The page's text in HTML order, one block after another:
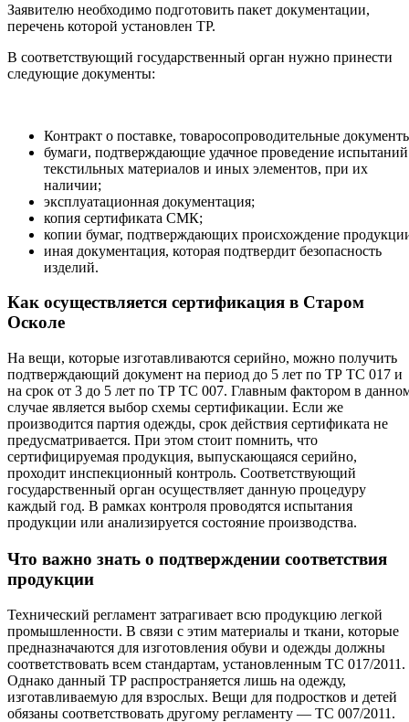
Заявителю необходимо подготовить пакет документации,
перечень которой установлен ТР.
В соответствующий государственный орган нужно принести
следующие документы:
Контракт о поставке, товаросопроводительные
бумаги, подтверждающие удачное проведение испытаний
текстильных материалов и иных элементов, при их
наличии;
эксплуатационная документация;
копия сертификата СМК;
копии бумаг, подтверждающих происхождение
иная документация, которая подтвердит безопасность
изделий.
Как осуществляется сертификация в Старом
Осколе
На вещи, которые изготавливаются серийно, можно получить
подтверждающий документ на период до 5 лет по ТР ТС 017 и
на срок от 3 до 5 лет по ТР ТС 007. Главным фактором в
случае является выбор схемы сертификации. Если же
производится партия одежды, срок действия сертификата не
предусматривается. При этом стоит помнить, что
сертифицируемая продукция, выпускающаяся серийно,
проходит инспекционный контроль. Соответствующий
государственный орган осуществляет данную процедуру
каждый год. В рамках контроля проводятся испытания
продукции или анализируется состояние производства.
Что важно знать о подтверждении соответствия
продукции
Технический регламент затрагивает всю продукцию легкой
промышленности. В связи с этим материалы и ткани, которые
предназначаются для изготовления обуви и одежды должны
соответствовать всем стандартам, установленным ТС 017/2011.
Однако данный ТР распространяется лишь на одежду,
изготавливаемую для взрослых. Вещи для подростков и детей
обязаны соответствовать другому регламенту — ТС 007/2011.